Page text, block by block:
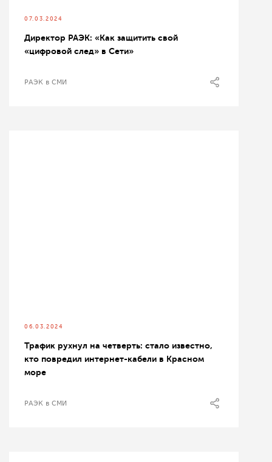
07.03.2024
Директор РАЭК: «Как защитить свой
«цифровой след» в Сети»
РАЭК в СМИ
06.03.2024
Трафик рухнул на четверть: стало известно,
кто повредил интернет-кабели в Красном
море
РАЭК в СМИ